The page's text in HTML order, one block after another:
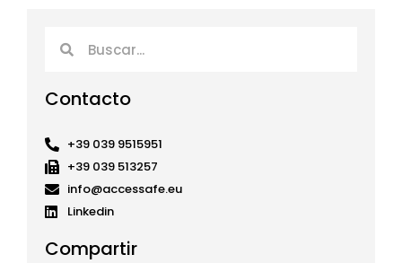
Contacto
+39 039 9515951
+39 039 513257
info@accessafe.eu
Linkedin
Compartir